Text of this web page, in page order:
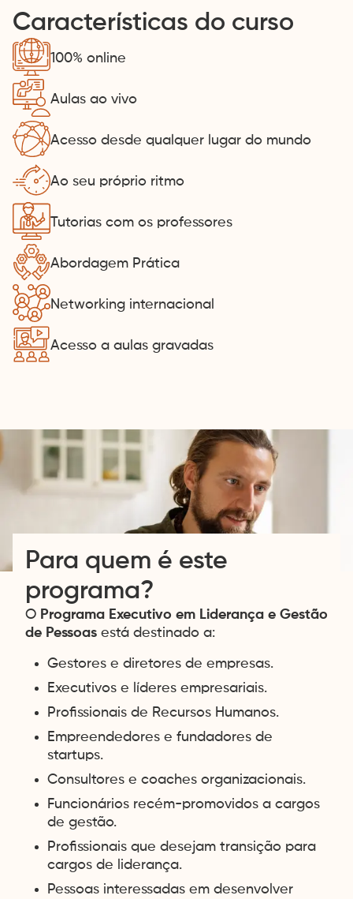
Características do curso
100% online
Aulas ao vivo
Acesso desde qualquer lugar do mundo
Ao seu próprio ritmo
Tutorias com os professores
Abordagem Prática
Networking internacional
Acesso a aulas gravadas
Para quem é este
programa?
O Programa Executivo em Liderança e Gestão
de Pessoas está destinado a:
Gestores e diretores de empresas.
Executivos e líderes empresariais.
Profissionais de Recursos Humanos.
Empreendedores e fundadores de
startups.
Consultores e coaches organizacionais.
Funcionários recém-promovidos a cargos
de gestão.
Profissionais que desejam transição para
cargos de liderança.
Pessoas interessadas em desenvolver
Centro de preferências
de privacidade
Esta ferramenta ajuda a gerir o
terceiros que recolhem e tratam dados
pessoais.
Necessários(2)
Sempre ativos